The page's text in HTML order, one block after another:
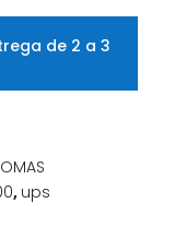
de 2 a 3
, ups